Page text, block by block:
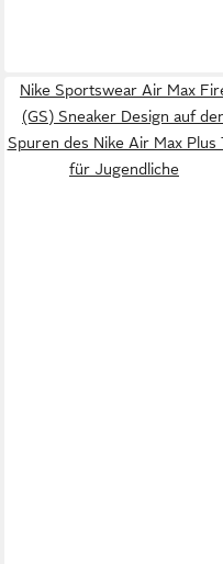
Nike Sportswear Air Max
(GS) Sneaker Design auf
Spuren des Nike Air Max Plus
für Jugendliche